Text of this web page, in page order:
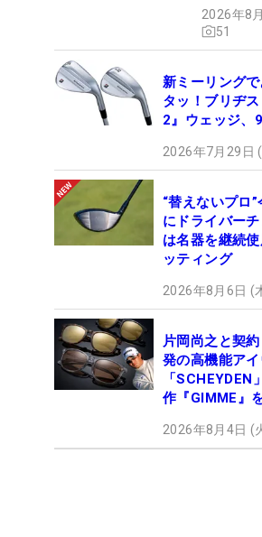
2026年8
51
新ミーリング
タッ！ブリヂ
2』ウェッジ、
2026年7月29日
“替えないプロ
にドライバー
は名器を継続
ッティング
2026年8月6日 (
片岡尚之と契
発の高機能ア
「
作『GIMME』
2026年8月4日 (